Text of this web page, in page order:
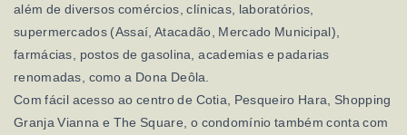
além de diversos comércios, clínicas, laboratórios,
supermercados (Assaí, Atacadão, Mercado Municipal),
farmácias, postos de gasolina, academias e padarias
renomadas, como a Dona Deôla.
Com fácil acesso ao centro de Cotia, Pesqueiro Hara, Shopping
Granja Vianna e The Square, o condomínio também conta com